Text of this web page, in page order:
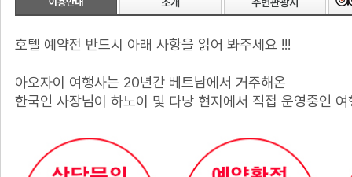
호텔 예약전 반드시 아래 사항을 읽어 봐주세요 !!!
아오자이 여행사는 20년간 베트남에서 거주해온
한국인 사장님이 하노이 및 다낭 현지에서 직접 운영중인 여